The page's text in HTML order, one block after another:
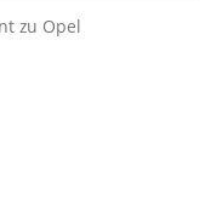
zu Opel